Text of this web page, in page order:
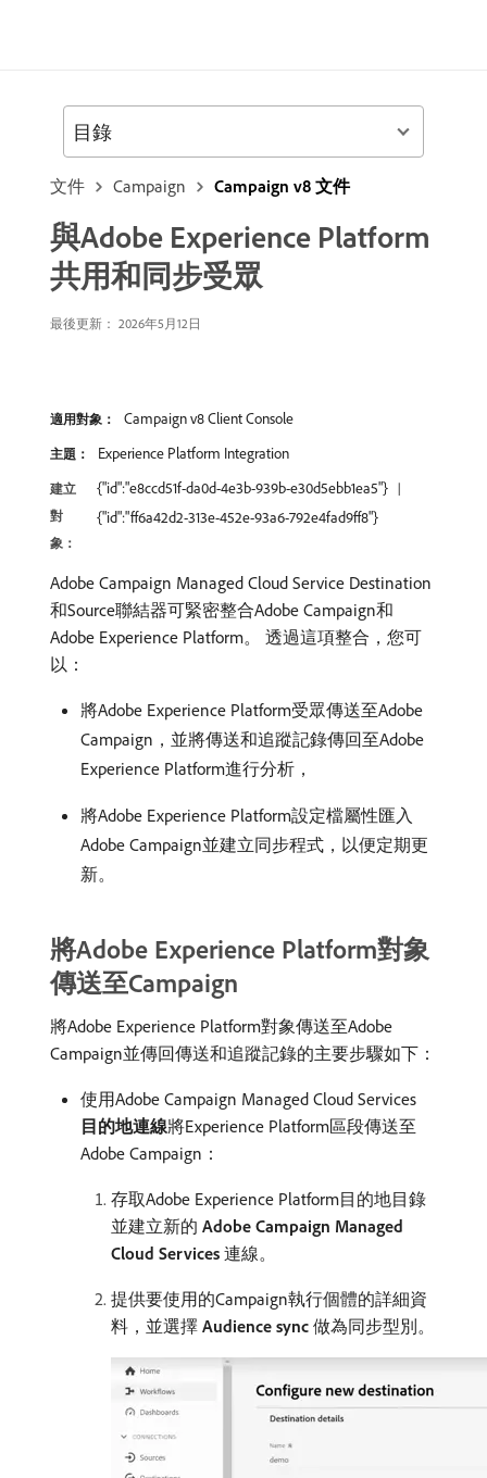
文件 Campaign Campaign v8 文件
與Adobe Experience Platform
共用和同步受眾
最後更新： 2026年5月12日
適用對象： Campaign v8 Client Console
主題： Experience Platform Integration
建立
對
象：
{"id":"e8ccd51f-da0d-4e3b-939b-e30d5ebb1ea5"}
{"id":"ff6a42d2-313e-452e-93a6-792e4fad9ff8"}
Adobe Campaign Managed Cloud Service Destination
和Source聯結器可緊密整合Adobe Campaign和
Adobe Experience Platform。 透過這項整合，您可
以：
將Adobe Experience Platform受眾傳送至Adobe
Campaign，並將傳送和追蹤記錄傳回至Adobe
Experience Platform進行分析，
將Adobe Experience Platform設定檔屬性匯入
Adobe Campaign並建立同步程式，以便定期更
新。
將Adobe Experience Platform對象
傳送至Campaign
將Adobe Experience Platform對象傳送至Adobe
Campaign並傳回傳送和追蹤記錄的主要步驟如下：
使用Adobe Campaign Managed Cloud Services
目的地連線​將Experience Platform區段傳送至
Adobe Campaign：
存取Adobe Experience Platform目的地目錄
並建立新的​ Adobe Campaign Managed
Cloud Services ​連線。
提供要使用的Campaign執行個體的詳細資
料，並選擇​ Audience sync ​做為同步型別。
目錄